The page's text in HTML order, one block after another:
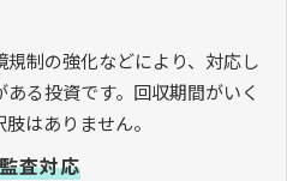
制の強化などにより、対応し
る投資です。回収期間がいく
はありません。
査対応